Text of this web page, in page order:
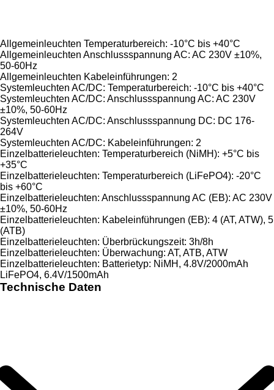
Allgemeinleuchten Temperaturbereich: -10°C bis +40°C
Allgemeinleuchten Anschlussspannung AC: AC 230V ±10%,
50-60Hz
Allgemeinleuchten Kabeleinführungen: 2
Systemleuchten AC/DC: Temperaturbereich: -10°C bis +40°C
Systemleuchten AC/DC: Anschlussspannung AC: AC 230V
±10%, 50-60Hz
Systemleuchten AC/DC: Anschlussspannung DC: DC 176-
264V
Systemleuchten AC/DC: Kabeleinführungen: 2
Einzelbatterieleuchten: Temperaturbereich (NiMH): +5°C bis
+35°C
Einzelbatterieleuchten: Temperaturbereich (LiFePO4): -20°C
bis +60°C
Einzelbatterieleuchten: Anschlussspannung AC (EB): AC 230V
±10%, 50-60Hz
Einzelbatterieleuchten: Kabeleinführungen (EB): 4 (AT, ATW), 5
(ATB)
Einzelbatterieleuchten: Überbrückungszeit: 3h/8h
Einzelbatterieleuchten: Überwachung: AT, ATB, ATW
Einzelbatterieleuchten: Batterietyp: NiMH, 4.8V/2000mAh
LiFePO4, 6.4V/1500mAh
Technische Daten